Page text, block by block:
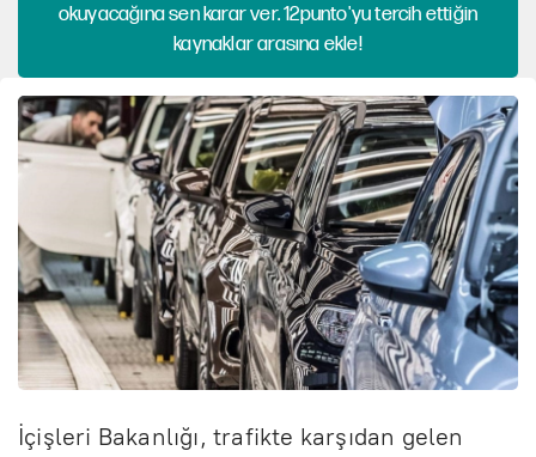
okuyacağına sen karar ver. 12punto'yu tercih ettiğin
kaynaklar arasına ekle!
İçişleri Bakanlığı, trafikte karşıdan gelen